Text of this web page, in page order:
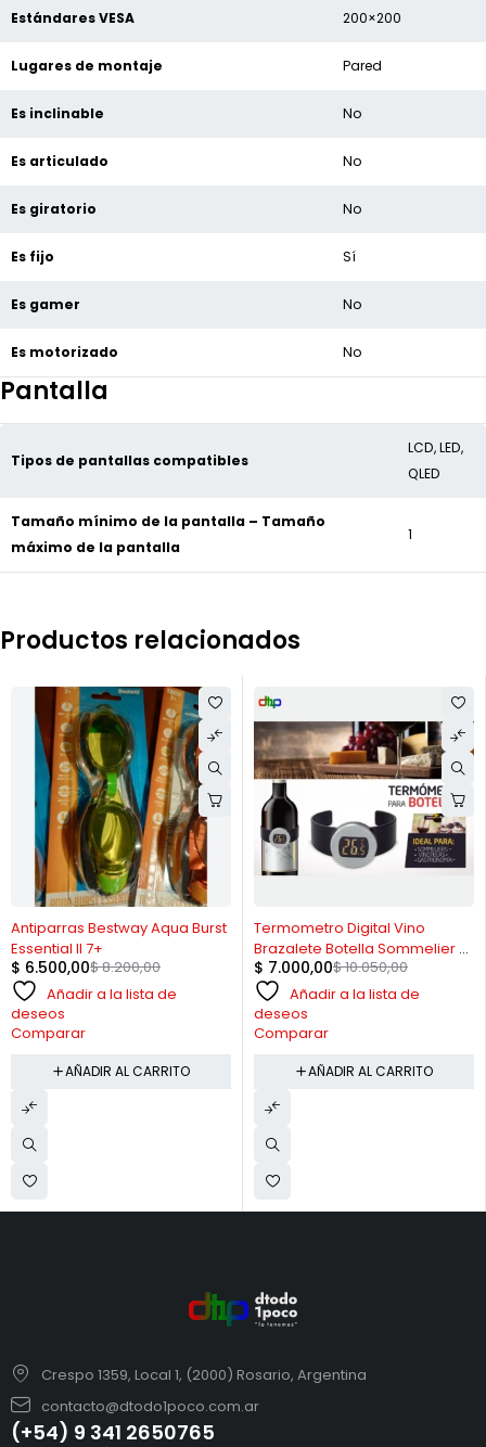
Estándares VESA 200×200
Lugares de montaje Pared
Es inclinable No
Es articulado No
Es giratorio No
Es fijo Sí
Es gamer No
Es motorizado No
Pantalla
Tipos de pantallas compatibles
LCD, LED,
QLED
Tamaño mínimo de la pantalla – Tamaño
máximo de la pantalla
1
Productos relacionados
Antiparras Bestway Aqua Burst
Essential II 7+
$8.200,00
$ 6.500,00
Añadir a la lista de
deseos
Comparar
AÑADIR AL CARRITO
Termometro Digital Vino
Brazalete Botella Sommelier C
/ Pila
$10.050,00
$ 7.000,00
Añadir a la lista de
deseos
Comparar
AÑADIR AL CARRITO
Crespo 1359, Local 1, (2000) Rosario, Argentina
contacto@dtodo1poco.com.ar
(+54) 9 341 2650765